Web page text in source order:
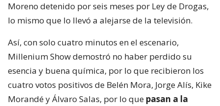
Moreno detenido por seis meses por Ley de Drogas,
lo mismo que lo llevó a alejarse de la televisión.
Así, con solo cuatro minutos en el escenario,
Millenium Show demostró no haber perdido su
esencia y buena química, por lo que recibieron los
cuatro votos positivos de Belén Mora, Jorge Alís, Kike
Morandé y Álvaro Salas, por lo que pasan a la